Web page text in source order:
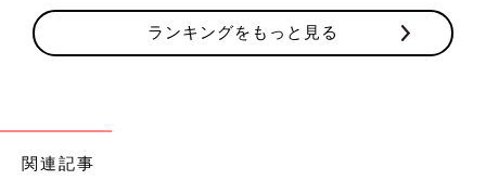
ランキングをもっと見る
関連記事